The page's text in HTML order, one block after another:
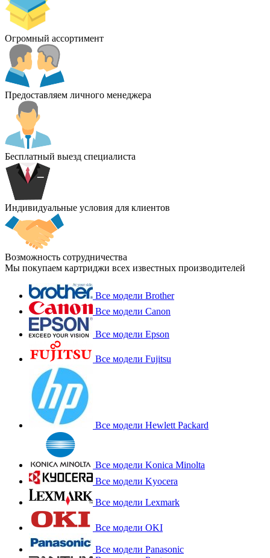
Огромный ассортимент
Предоставляем личного менеджера
Бесплатный выезд специалиста
Индивидуальные условия для клиентов
Возможность сотрудничества
Мы покупаем картриджи всех известных производителей
Все модели Brother
Все модели Canon
Все модели Epson
Все модели Fujitsu
Все модели Hewlett Packard
Все модели Konica Minolta
Все модели Kyocera
Все модели Lexmark
Все модели OKI
Все модели Panasonic